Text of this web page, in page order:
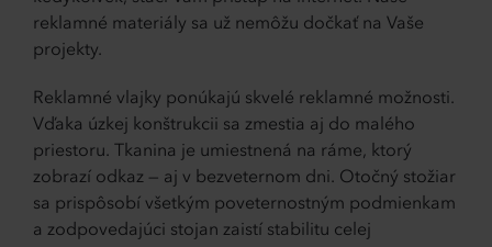
reklamné materiály sa už nemôžu dočkať na Vaše
projekty.
Reklamné vlajky ponúkajú skvelé reklamné možnosti.
Vďaka úzkej konštrukcii sa zmestia aj do malého
priestoru. Tkanina je umiestnená na ráme, ktorý
zobrazí odkaz — aj v bezveternom dni. Otočný stožiar
sa prispôsobí všetkým poveternostným podmienkam
a zodpovedajúci stojan zaistí stabilitu celej